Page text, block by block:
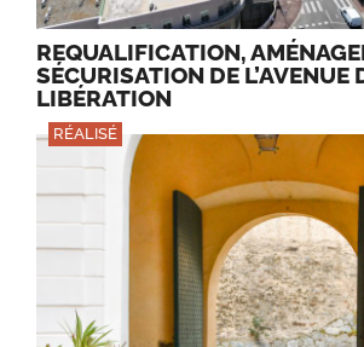
REQUALIFICATION,
SÉCURISATION DE L’AVENUE
LIBÉRATION
RÉALISÉ